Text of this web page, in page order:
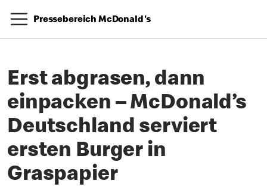
Pressebereich McDonald's
Erst abgrasen, dann
einpacken – McDonald’s
Deutschland serviert
ersten Burger in
Graspapier